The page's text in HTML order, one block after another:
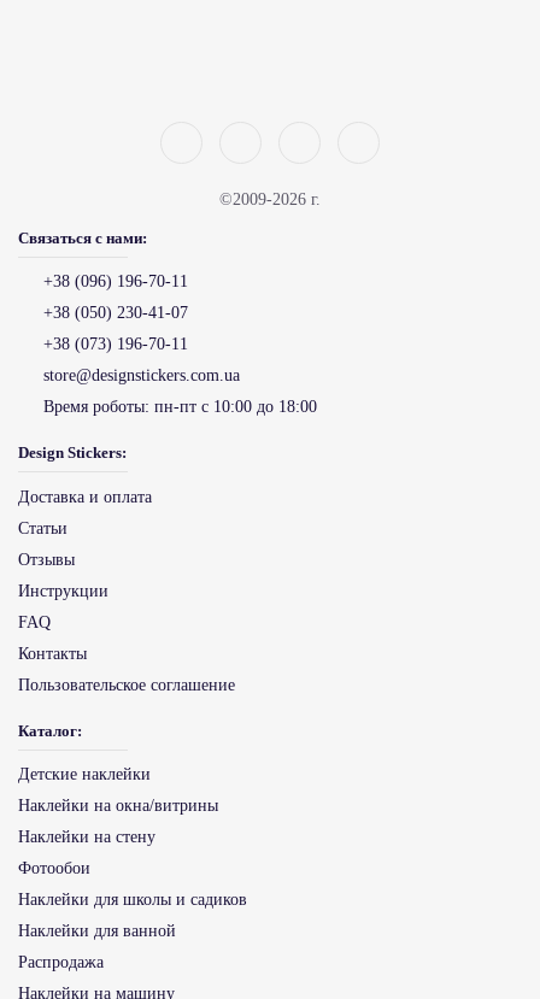
©2009-2026 г.
Связаться с нами:
+38 (096) 196-70-11
+38 (050) 230-41-07
+38 (073) 196-70-11
store@designstickers.com.ua
Время роботы: пн-пт с 10:00 до 18:00
Design Stickers:
Доставка и оплата
Статьи
Отзывы
Инструкции
FAQ
Контакты
Пользовательское соглашение
Каталог:
Детские наклейки
Наклейки на окна/витрины
Наклейки на стену
Фотообои
Наклейки для школы и садиков
Наклейки для ванной
Распродажа
Наклейки на машину